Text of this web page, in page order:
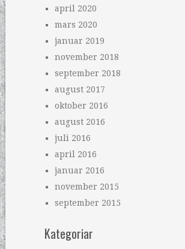
april 2020
mars 2020
januar 2019
november 2018
september 2018
august 2017
oktober 2016
august 2016
juli 2016
april 2016
januar 2016
november 2015
september 2015
Kategoriar